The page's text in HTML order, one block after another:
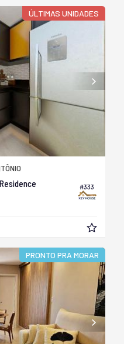
ÚLTIMAS UNIDADES
#333
PRONTO PRA MORAR